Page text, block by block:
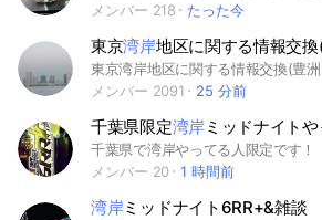
メンバー 218
たった今
東京湾岸地区に関する情報交換(豊洲・有
メンバー 2091
25 分前
千葉県限定湾岸ミッドナイト
千葉県で湾岸やってる人限定です！
メンバー 20
1 時間前
湾岸ミッドナイト6RR+&雑談